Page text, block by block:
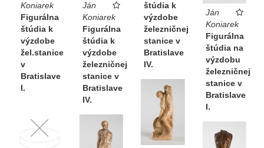
štúdia k
výzdobe
železničnej
stanice v
Bratislave
IV.
Koniarek
Figurálna
štúdia k
výzdobe
žel.stanice
v
Bratislave
I.
Ján
Koniarek
Figurálna
štúdia k
výzdobe
železničnej
stanice v
Bratislave
IV.
Ján
Koniarek
Figurálna
štúdia na
výzdobu
železničnej
stanice v
Bratislave
I.